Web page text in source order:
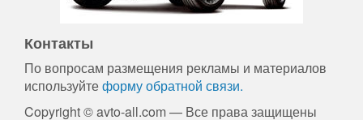
Контакты
По вопросам размещения рекламы и материалов
используйтеформу обратной связи.
Copyright © avto-all.com — Все права защищены